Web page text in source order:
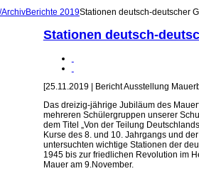
ArchivBerichte 2019Stationen deutsch-deutscher
Stationen deutsch-
[25.11.2019 | Bericht Ausstellung
Das dreizig-jährige Jubiläum des
mehreren Schülergruppen unserer
dem Titel „Von der Teilung
Kurse des 8. und 10. Jahrgangs und
untersuchten wichtige Stationen der
1945 bis zur friedlichen Revolution im
Mauer am 9.November.